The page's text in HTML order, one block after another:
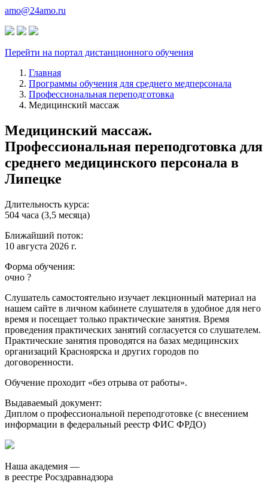
amo@24amo.ru
Перейти на портал дистанционного обучения
Главная
Программы обучения для среднего медперсонала
Профессиональная переподготовка
Медицинский массаж
Медицинский массаж.
Профессиональная переподготовка для
среднего медицинского персонала в
Липецке
Длительность курса:
504 часа (3,5 месяца)
Ближайший поток:
10 августа 2026 г.
Форма обучения:
очно ?
Слушатель самостоятельно изучает лекционный материал на
нашем сайте в личном кабинете слушателя в удобное для него
время и посещает только практические занятия. Время
проведения практических занятий согласуется со слушателем.
Практические занятия проводятся на базах медицинских
организаций Красноярска и других городов по
договоренности.
Обучение проходит «без отрыва от работы».
Выдаваемый документ:
Диплом о профессиональной переподготовке (с внесением
информации в федеральный реестр ФИС ФРДО)
Наша академия —
в реестре Росздравнадзора